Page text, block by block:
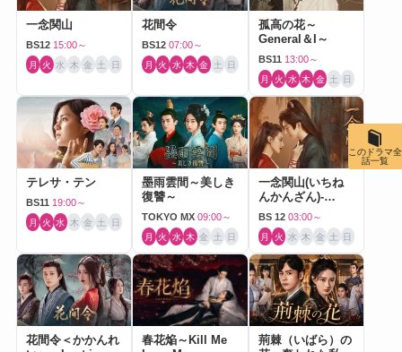
一念関山
BS12 15:00～
月 火 水 木 金 土 日
花間令
BS12 07:00～
月 火 水 木 金 土 日
孤高の花～
General＆I～
BS11 13:00～
月 火 水 木 金 土 日
テレサ・テン
BS11 19:00～
月 火 水 木 金 土 日
墨雨雲間～美しき
復讐～
TOKYO MX 09:00～
月 火 水 木 金 土 日
一念関山(いちね
んかんざん)-
Journey to Love-
BS 12 03:00～
月 火 水 木 金 土 日
花間令＜かかんれ
春花焔～Kill Me
荊棘（いばら）の
このドラマ全
話一覧